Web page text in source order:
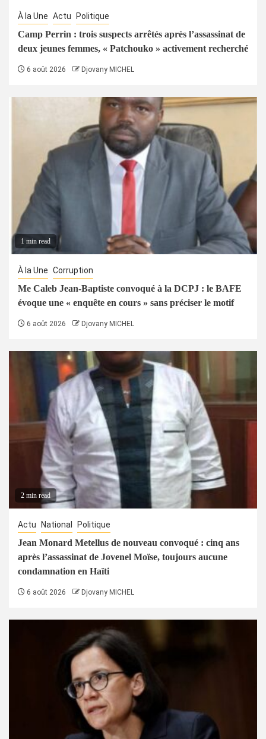
À la Une Actu Politique
Camp Perrin : trois suspects arrêtés après l’assassinat de
deux jeunes femmes, « Patchouko » activement recherché
6 août 2026 Djovany MICHEL
1 min read
À la Une Corruption
Me Caleb Jean-Baptiste convoqué à la DCPJ : le BAFE
évoque une « enquête en cours » sans préciser le motif
6 août 2026 Djovany MICHEL
2 min read
Actu National Politique
Jean Monard Metellus de nouveau convoqué : cinq ans
après l’assassinat de Jovenel Moïse, toujours aucune
condamnation en Haïti
6 août 2026 Djovany MICHEL